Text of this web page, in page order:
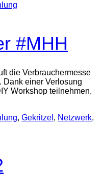
#MHH
die Verbrauchermesse
einer Verlosung
Workshop teilnehmen.
, Gekritzel , Netzwerk,